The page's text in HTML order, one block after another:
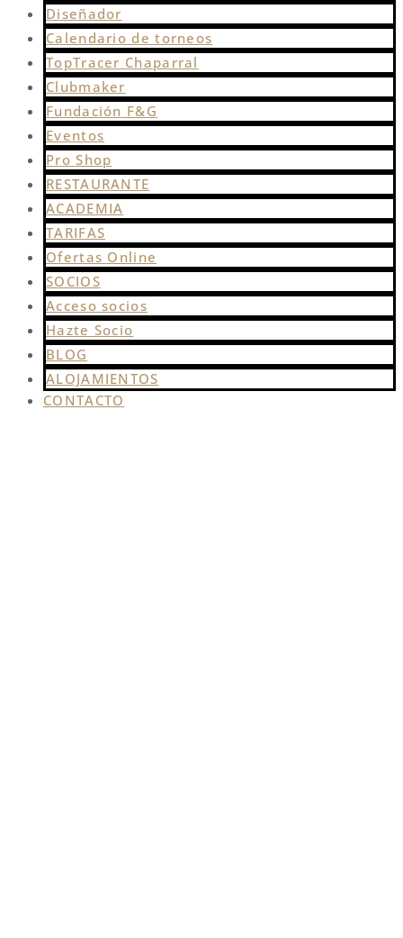
Diseñador
Calendario de torneos
TopTracer Chaparral
Clubmaker
Fundación F&G
Eventos
Pro Shop
RESTAURANTE
ACADEMIA
TARIFAS
Ofertas Online
SOCIOS
Acceso socios
Hazte Socio
BLOG
ALOJAMIENTOS
CONTACTO